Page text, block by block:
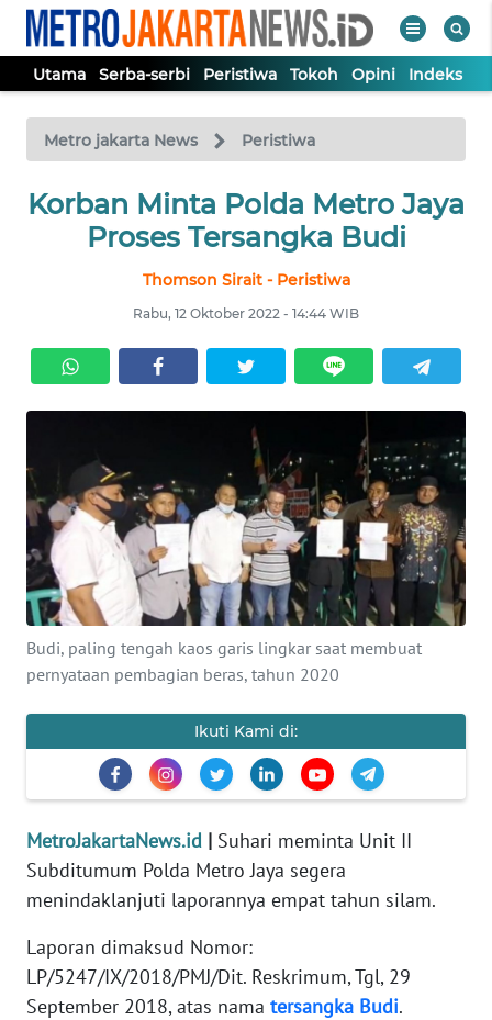
Utama Serba-serbi Peristiwa Tokoh Opini Indeks
Metro jakarta News Peristiwa
Korban Minta Polda Metro Jaya
Proses Tersangka Budi
Thomson Sirait - Peristiwa
Rabu, 12 Oktober 2022 - 14:44 WIB
Budi, paling tengah kaos garis lingkar saat membuat
pernyataan pembagian beras, tahun 2020
Ikuti Kami di:
MetroJakartaNews.id | Suhari meminta Unit II
Subditumum Polda Metro Jaya segera
menindaklanjuti laporannya empat tahun silam.
Laporan dimaksud Nomor:
LP/5247/IX/2018/PMJ/Dit. Reskrimum, Tgl, 29
September 2018, atas nama tersangka Budi.
TV
Tutup
UTAMA
PERISTIWA
TOKOH
OPINI
Informasi
INDEKS
BERITA
KONTAK
KAMI
KAMI
PEDOMAN
SIBER
REDAKSI